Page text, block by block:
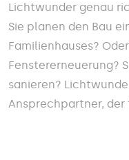
Lichtwunder genau
Sie planen den Bau
Familienhauses?
Fenstererneuerung?
sanieren?
Ansprechpartner,